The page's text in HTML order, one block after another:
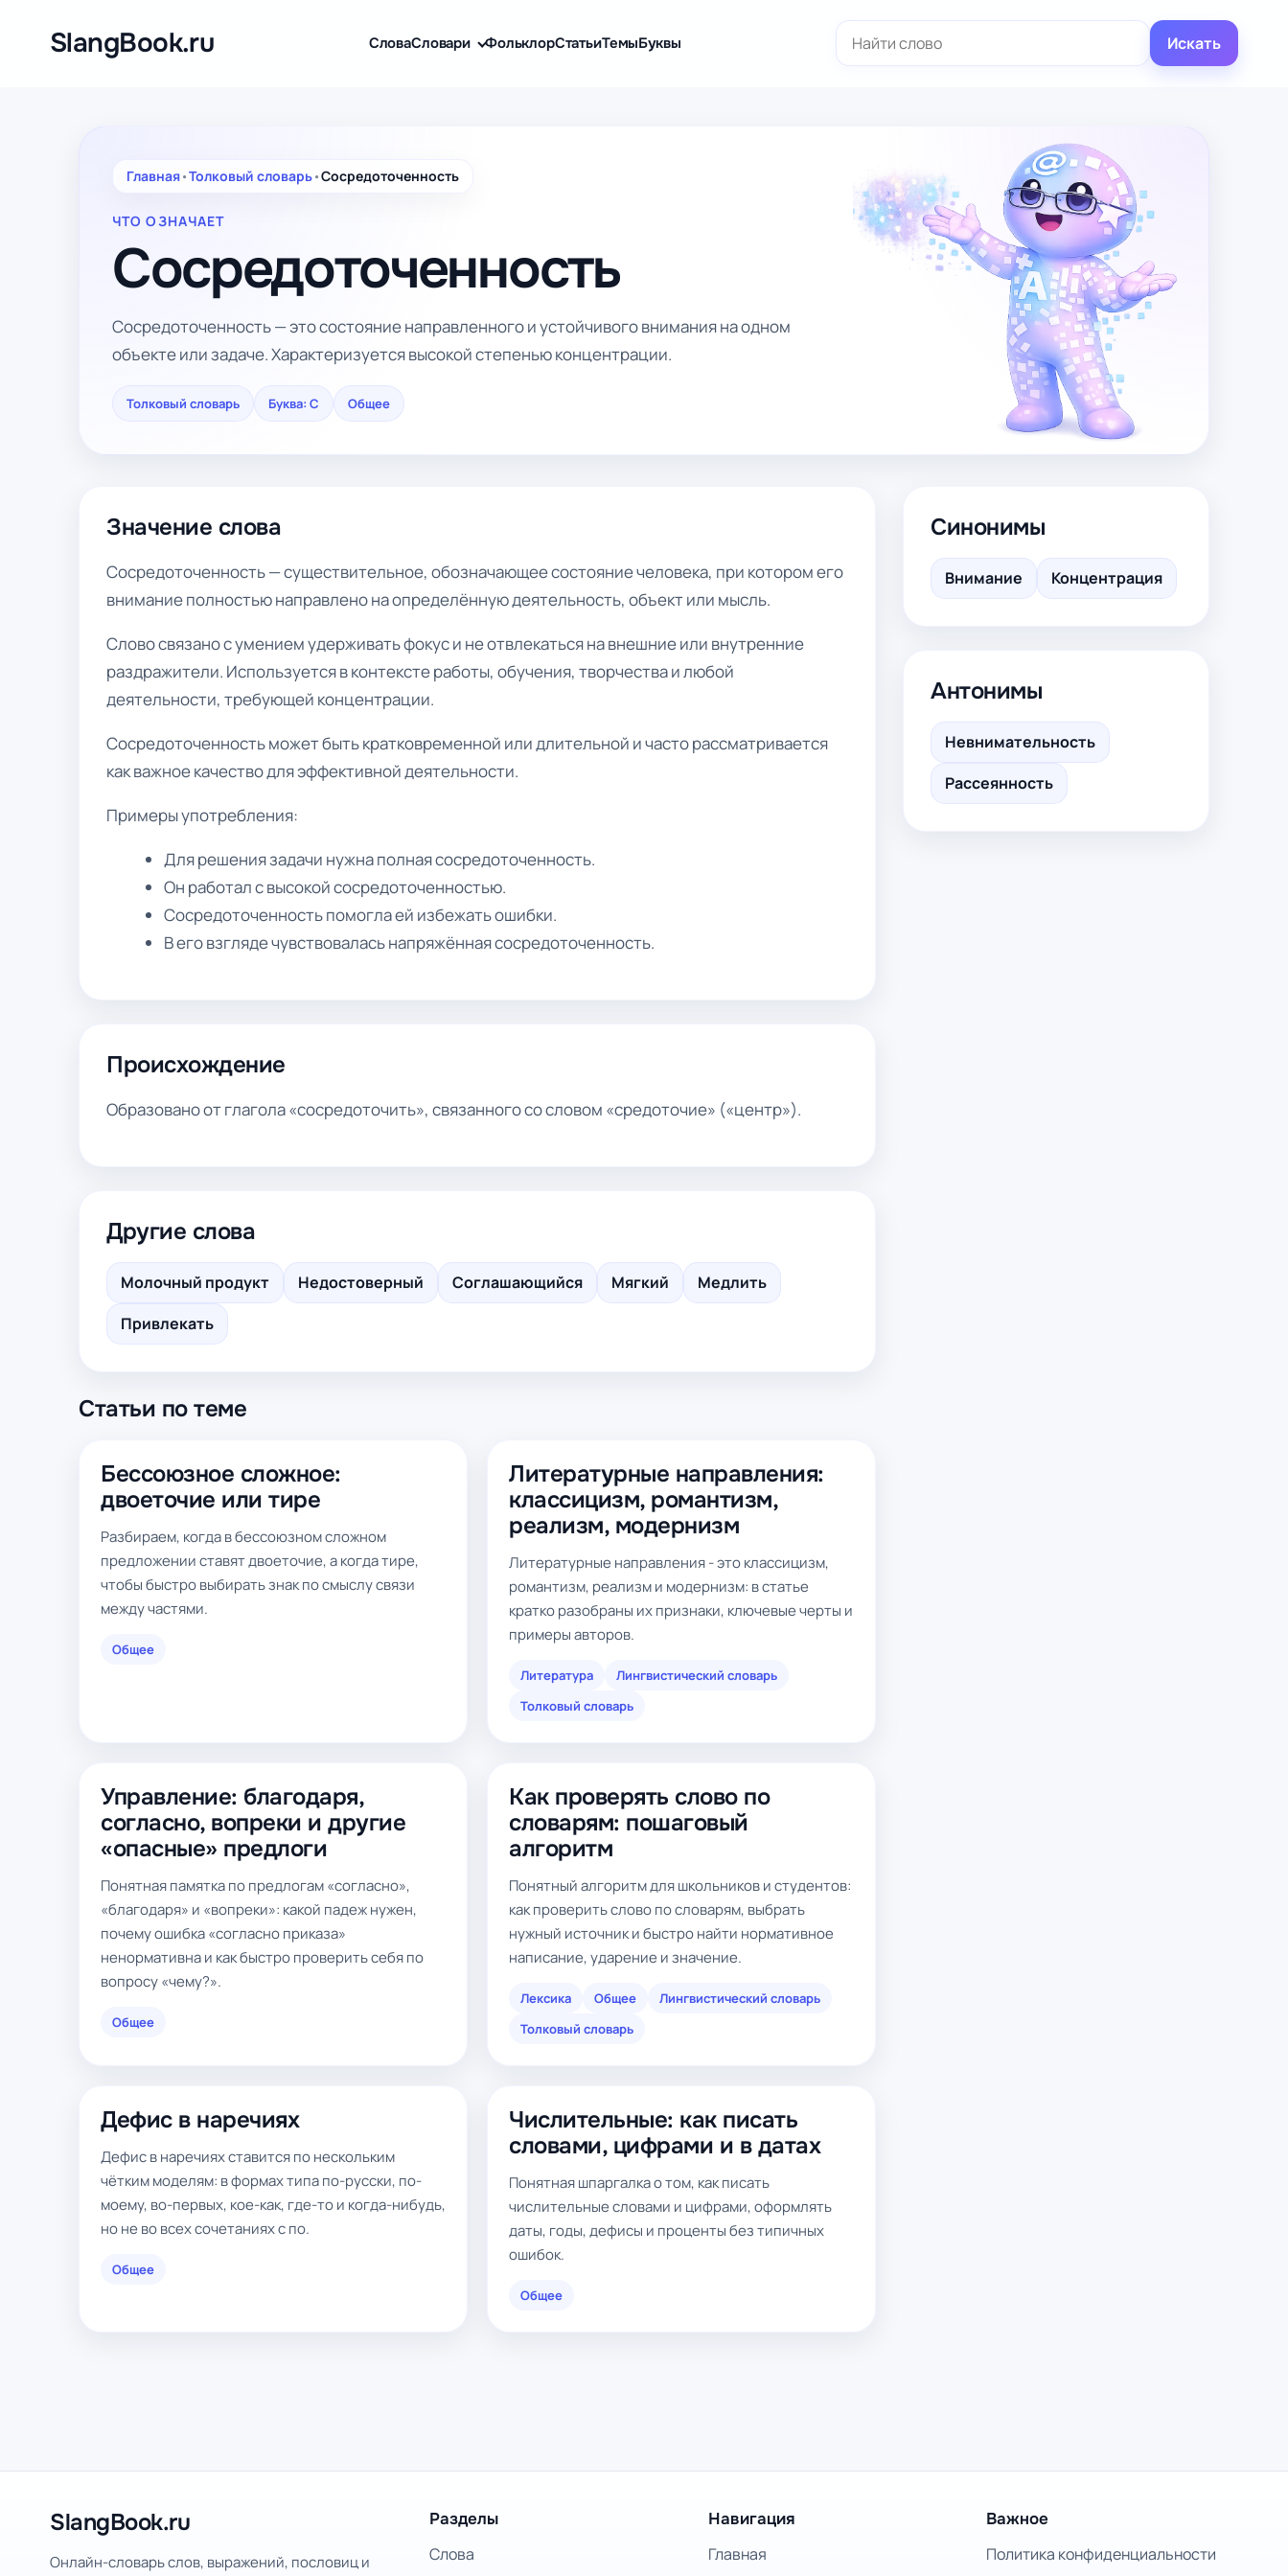
содержимомуSlangBook.ru СловаСловари ФольклорСтатьиТемыБуквы Искать
Главная•Толковый словарь•Сосредоточенность
ЧТО ОЗНАЧАЕТ
Сосредоточенность
Сосредоточенность — это состояние направленного и устойчивого внимания на одном
объекте или задаче. Характеризуется высокой степенью концентрации.
Толковый словарь Буква: С Общее
Значение слова
Сосредоточенность — существительное, обозначающее состояние человека, при котором его
внимание полностью направлено на определённую деятельность, объект или мысль.
Слово связано с умением удерживать фокус и не отвлекаться на внешние или внутренние
раздражители. Используется в контексте работы, обучения, творчества и любой
деятельности, требующей концентрации.
Сосредоточенность может быть кратковременной или длительной и часто рассматривается
как важное качество для эффективной деятельности.
Примеры употребления:
Для решения задачи нужна полная сосредоточенность.
Он работал с высокой сосредоточенностью.
Сосредоточенность помогла ей избежать ошибки.
В его взгляде чувствовалась напряжённая сосредоточенность.
Происхождение
Образовано от глагола «сосредоточить», связанного со словом «средоточие» («центр»).
Другие слова
Молочный продукт Недостоверный Соглашающийся Мягкий
Медлить
Привлекать
Статьи по теме
Бессоюзное сложное:
двоеточие или тире
Разбираем, когда в бессоюзном сложном
предложении ставят двоеточие, а когда тире,
чтобы быстро выбирать знак по смыслу связи
между частями.
Общее
Литературные направления:
классицизм, романтизм,
реализм, модернизм
Литературные направления - это классицизм,
романтизм, реализм и модернизм: в статье
кратко разобраны их признаки, ключевые черты и
примеры авторов.
Литература
Лингвистический словарь
Толковый словарь
Управление: благодаря,
согласно, вопреки и другие
«опасные» предлоги
Понятная памятка по предлогам «согласно»,
«благодаря» и «вопреки»: какой падеж нужен,
почему ошибка «согласно приказа»
ненормативна и как быстро проверить себя по
вопросу «чему?».
Общее
Как проверять слово по
словарям: пошаговый
алгоритм
Понятный алгоритм для школьников и студентов:
как проверить слово по словарям, выбрать
нужный источник и быстро найти нормативное
написание, ударение и значение.
Лексика Общее
Лингвистический словарь
Толковый словарь
Дефис в наречиях
Дефис в наречиях ставится по нескольким
чётким моделям: в формах типа по-русски, по-
моему, во-первых, кое-как, где-то и когда-нибудь,
но не во всех сочетаниях с по.
Общее
Числительные: как писать
словами, цифрами и в датах
Понятная шпаргалка о том, как писать
числительные словами и цифрами, оформлять
даты, годы, дефисы и проценты без типичных
ошибок.
Общее
Синонимы
Внимание Концентрация
Антонимы
Невнимательность
Рассеянность
SlangBook.ru
Онлайн-словарь слов, выражений, пословиц и
Разделы
Слова
Навигация
Главная
Важное
Политика конфиденциальности